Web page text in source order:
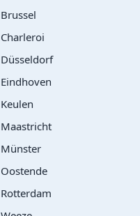
Brussel
Charleroi
Düsseldorf
Eindhoven
Keulen
Maastricht
Münster
Oostende
Rotterdam